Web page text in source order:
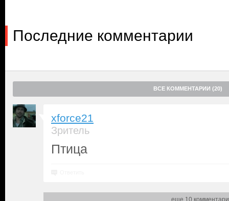
Последние комментарии
ВСЕ КОММЕНТАРИИ (20)
xforce21
Зритель
Птица
еще 10